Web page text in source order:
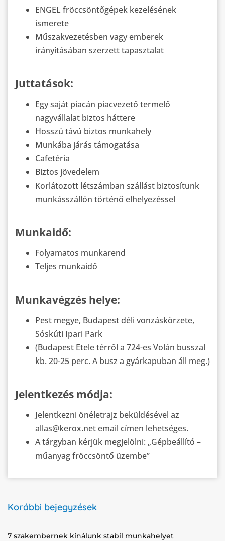
ENGEL fröccsöntőgépek kezelésének
ismerete
Műszakvezetésben vagy emberek
irányításában szerzett tapasztalat
Juttatások:
Egy saját piacán piacvezető termelő
nagyvállalat biztos háttere
Hosszú távú biztos munkahely
Munkába járás támogatása
Cafetéria
Biztos jövedelem
Korlátozott létszámban szállást biztosítunk
munkásszállón történő elhelyezéssel
Munkaidő:
Folyamatos munkarend
Teljes munkaidő
Munkavégzés helye:
Pest megye, Budapest déli vonzáskörzete,
Sóskúti Ipari Park
(Budapest Etele térről a 724-es Volán busszal
kb. 20-25 perc. A busz a gyárkapuban áll meg.)
Jelentkezés módja:
Jelentkezni önéletrajz beküldésével az
allas@kerox.net email címen lehetséges.
A tárgyban kérjük megjelölni: „Gépbeállító –
műanyag fröccsöntő üzembe”
Korábbi bejegyzések
7 szakembernek kínálunk stabil munkahelyet